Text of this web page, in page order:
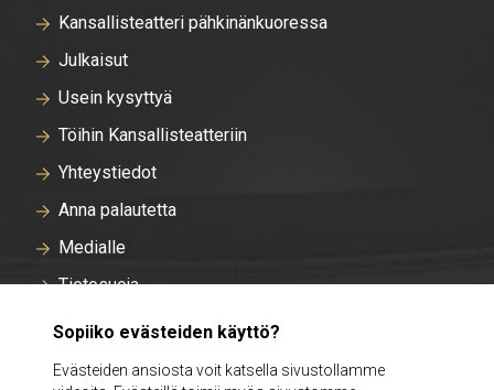
Kansallisteatteri pähkinänkuoressa
Julkaisut
Usein kysyttyä
Töihin Kansallisteatteriin
Yhteystiedot
Anna palautetta
Medialle
Tietosuoja
Tallentavan kameravalvonnan rekisteriseloste
Evästeasetukset
Sopiiko evästeiden käyttö?
Evästeiden ansiosta voit katsella sivustollamme